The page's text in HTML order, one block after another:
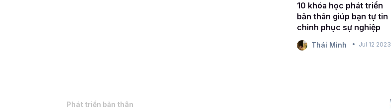
10 khóa học phát triển
bản thân giúp bạn tự tin
chinh phục sự nghiệp
Thái Minh Jul 12 2023
Phát triển bản thân